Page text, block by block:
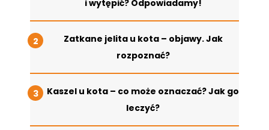
i wytępić? Odpowiadamy!
Zatkane jelita u kota – objawy. Jak
rozpoznać?
Kaszel u kota – co może oznaczać? Jak go
leczyć?